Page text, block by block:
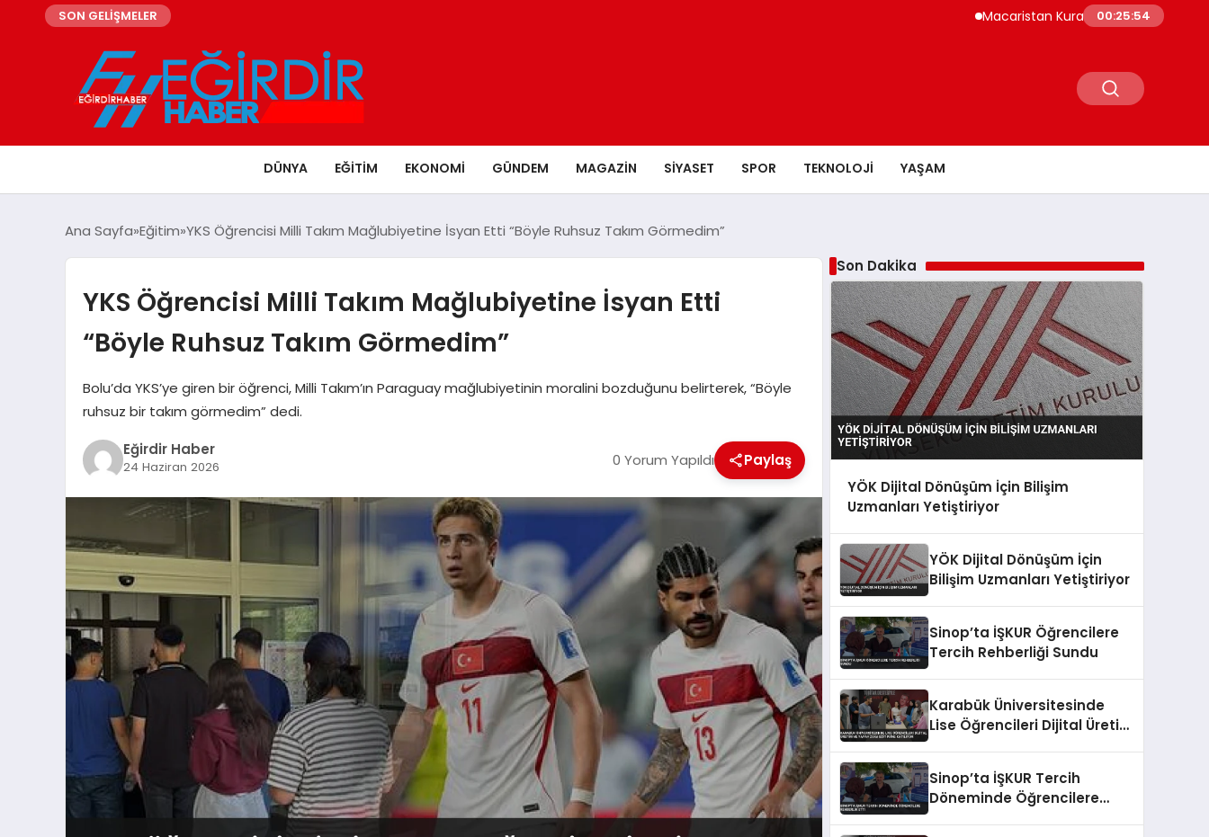
SON GELİŞMELER Macaristan Kuraklık Nedeniyle Paks
00:25:55
DÜNYA EĞITIM EKONOMI GÜNDEM MAGAZIN SIYASET SPOR TEKNOLOJI YAŞAM
Ana Sayfa Eğitim YKS Öğrencisi Milli Takım Mağlubiyetine İsyan Etti “Böyle Ruhsuz Takım Görmedim”
YKS Öğrencisi Milli Takım Mağlubiyetine İsyan Etti
“Böyle Ruhsuz Takım Görmedim”
Bolu’da YKS’ye giren bir öğrenci, Milli Takım’ın Paraguay mağlubiyetinin moralini bozduğunu belirterek, “Böyle
ruhsuz bir takım görmedim” dedi.
Eğirdir Haber
24 Haziran 2026 0 Yorum Yapıldı Paylaş
Son Dakika
YÖK Dijital Dönüşüm İçin Bilişim
Uzmanları Yetiştiriyor
YÖK Dijital Dönüşüm İçin
Bilişim Uzmanları Yetiştiriyor
Sinop’ta İŞKUR Öğrencilere
Tercih Rehberliği Sundu
Karabük Üniversitesinde
Lise Öğrencileri Dijital Üretim
Sinop’ta İŞKUR Tercih
Döneminde Öğrencilere